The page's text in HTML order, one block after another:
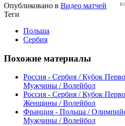
Опубликовано в Видео матчей
Теги
Польша
Сербия
Похожие материалы
Россия - Сербия / Кубок
Мужчины / Волейбол
Россия - Сербия / Кубок
Женщины / Волейбол
Франция - Польша /
Мужчины / Волейбол